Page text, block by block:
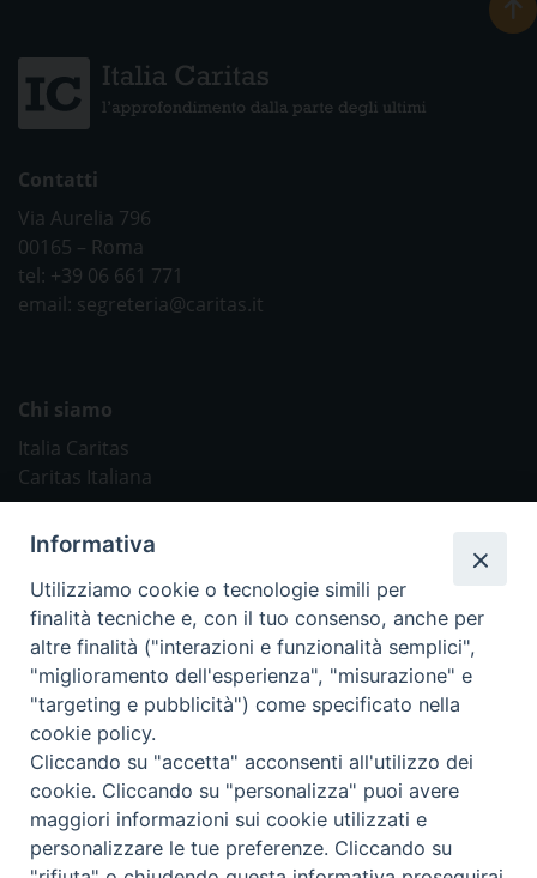
Contatti
Via Aurelia 796
00165 – Roma
tel: +39 06 661 771
email: segreteria@caritas.it
Chi siamo
Italia Caritas
Caritas Italiana
Caritas Internationalis
TV 2000
Inblu 2000
Avvenire
Sir
Scarp de’ Tenis
Newsletter
Informativa
Utilizziamo cookie o tecnologie simili per
finalità tecniche e, con il tuo consenso, anche per
altre finalità ("interazioni e funzionalità semplici",
"miglioramento dell'esperienza", "misurazione" e
"targeting e pubblicità") come specificato nella
cookie policy.
Cliccando su "accetta" acconsenti all'utilizzo dei
cookie. Cliccando su "personalizza" puoi avere
maggiori informazioni sui cookie utilizzati e
personalizzare le tue preferenze. Cliccando su